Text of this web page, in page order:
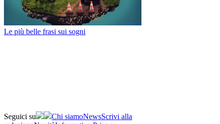
Le più belle frasi sui sogni
Seguici su Chi siamoNewsScrivi alla